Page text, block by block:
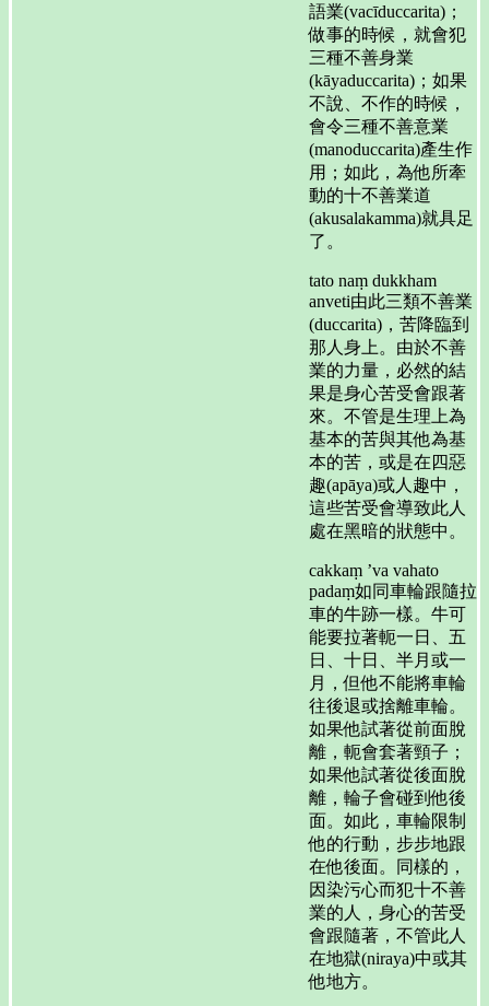
語業(vacīduccarita)；
做事的時候，就會犯
三種不善身業
(kāyaduccarita)；如果
不說、不作的時候，
會令三種不善意業
(manoduccarita)產生作
用；如此，為他所牽
動的十不善業道
(akusalakamma)就具足
了。
tato naṃ dukkham
anveti由此三類不善業
(duccarita)，苦降臨到
那人身上。由於不善
業的力量，必然的結
果是身心苦受會跟著
來。不管是生理上為
基本的苦與其他為基
本的苦，或是在四惡
趣(apāya)或人趣中，
這些苦受會導致此人
處在黑暗的狀態中。
cakkaṃ ’va vahato
padaṃ如同車輪跟隨拉
車的牛跡一樣。牛可
能要拉著軛一日、五
日、十日、半月或一
月，但他不能將車輪
往後退或捨離車輪。
如果他試著從前面脫
離，軛會套著頸子；
如果他試著從後面脫
離，輪子會碰到他後
面。如此，車輪限制
他的行動，步步地跟
在他後面。同樣的，
因染污心而犯十不善
業的人，身心的苦受
會跟隨著，不管此人
在地獄(niraya)中或其
他地方。